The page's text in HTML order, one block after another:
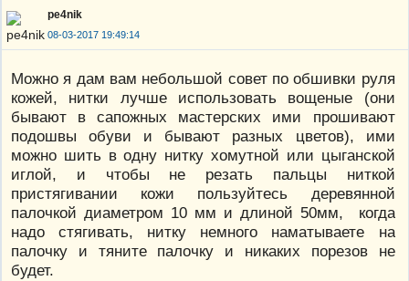
pe4nik
08-03-2017 19:49:14
Можно я дам вам небольшой совет по обшивки руля
кожей, нитки лучше использовать вощеные (они
бывают в сапожных мастерских ими прошивают
подошвы обуви и бывают разных цветов), ими
можно шить в одну нитку хомутной или цыганской
иглой, и чтобы не резать пальцы ниткой
пристягивании кожи пользуйтесь деревянной
палочкой диаметром 10 мм и длиной 50мм, когда
надо стягивать, нитку немного наматываете на
палочку и тяните палочку и никаких порезов не
будет.